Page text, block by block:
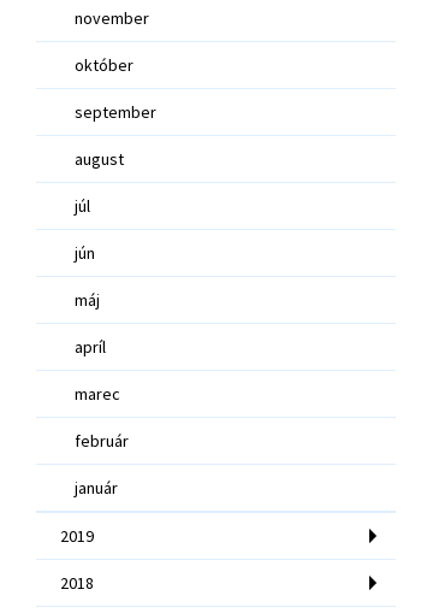
november
október
september
august
júl
jún
máj
apríl
marec
február
január
2019
2018